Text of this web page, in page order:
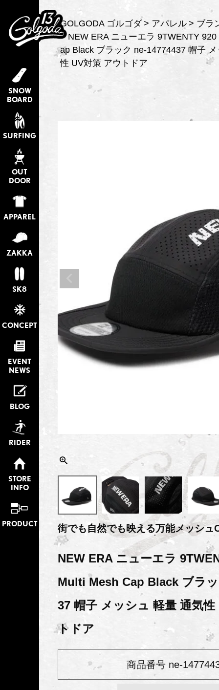
SNOW
BOARD
SURFING
OUT
DOOR
APPAREL
ZAKKA
SK8
CONCEPT
EVENT
NEWS
BLOG
RIDER
STORE
INFO
PRODUCT
GOLGODA ゴルゴダ アパレル
ブラ
NEW ERA ニューエラ 9TWENTY
ap Black ブラック ne-14774437 帽子
性 UV対策 アウトドア
街でも自然でも映える万能メッシュ
NEW ERA ニューエラ
Multi Mesh Cap Black ブラ
37 帽子 メッシュ 軽量 通気
トドア
商品番号 ne-